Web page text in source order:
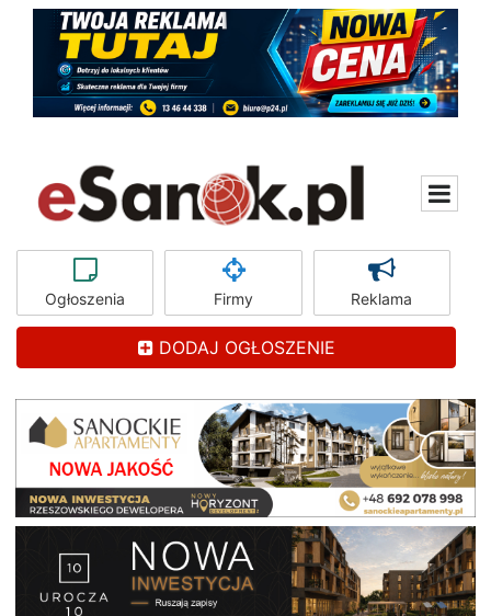
Ogłoszenia Firmy Reklama
DODAJ OGŁOSZENIE